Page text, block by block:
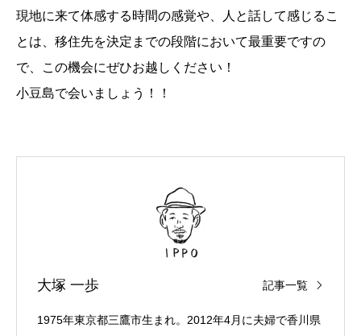
現地に来て体感する時間の感覚や、人と話して感じるこ
とは、移住先を決定までの段階において最重要ですの
で、この機会にぜひお越しください！
小豆島で会いましょう！！
大塚 一歩 記事一覧
1975年東京都三鷹市生まれ。2012年4月に夫婦で香川県